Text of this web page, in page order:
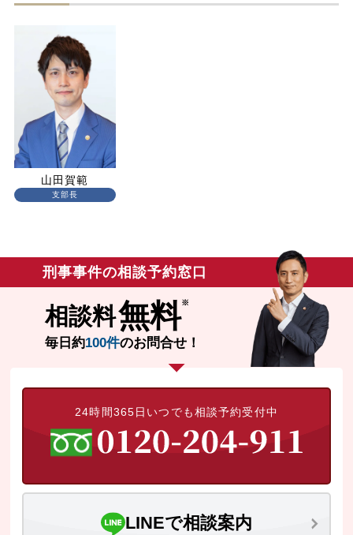
山田賀範
支部長
刑事事件の相談予約窓口
相談料無料
毎日約100件のお問合せ！
24時間365日いつでも相談予約受付中
LINEで相談案内